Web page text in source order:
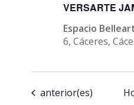
VERSARTE
Espacio
6, Cáceres,
Eventos
anterior(es)